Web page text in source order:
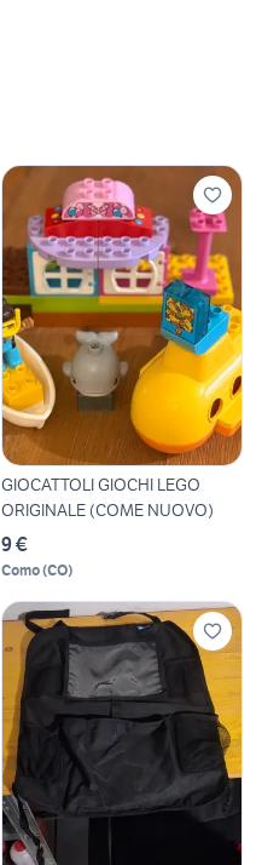
GIOCATTOLI GIOCHI LEGO
ORIGINALE (COME NUOVO)
9 €
Como(CO)